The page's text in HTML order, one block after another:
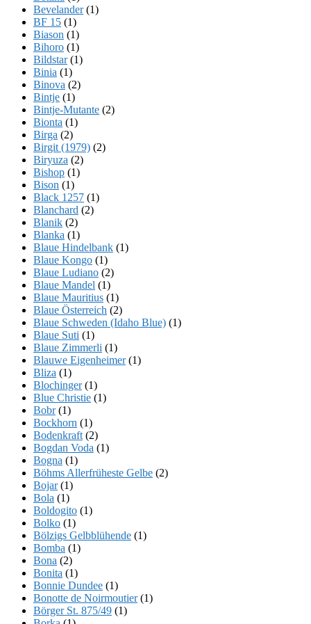
Bevelander(1)
BF 15 (1)
Biason (1)
Bihoro (1)
Bildstar(1)
Binia (1)
Binova (2)
Bintje (1)
Bintje-Mutante (2)
Bionta (1)
Birga (2)
Birgit (1979) (2)
Biryuza (2)
Bishop (1)
Bison (1)
Black 1257 (1)
Blanchard (2)
Blanik (2)
Blanka (1)
Blaue Hindelbank (1)
Blaue Kongo (1)
Blaue Ludiano (2)
Blaue Mandel (1)
Blaue Mauritius (1)
Blaue Österreich (2)
Blaue Schweden (Idaho Blue) (1)
Blaue Suti (1)
Blaue Zimmerli (1)
Blauwe Eigenheimer(1)
Bliza (1)
Blochinger(1)
Blue Christie (1)
Bobr(1)
Bockhorn (1)
Bodenkraft (2)
Bogdan Voda (1)
Bogna (1)
Böhms Allerfrüheste Gelbe (2)
Bojar(1)
Bola (1)
Boldogito (1)
Bolko (1)
Bölzigs Gelbblühende (1)
Bomba (1)
Bona (2)
Bonita (1)
Bonnie Dundee (1)
Bonotte de Noirmoutier(1)
Börger St. 875/49 (1)